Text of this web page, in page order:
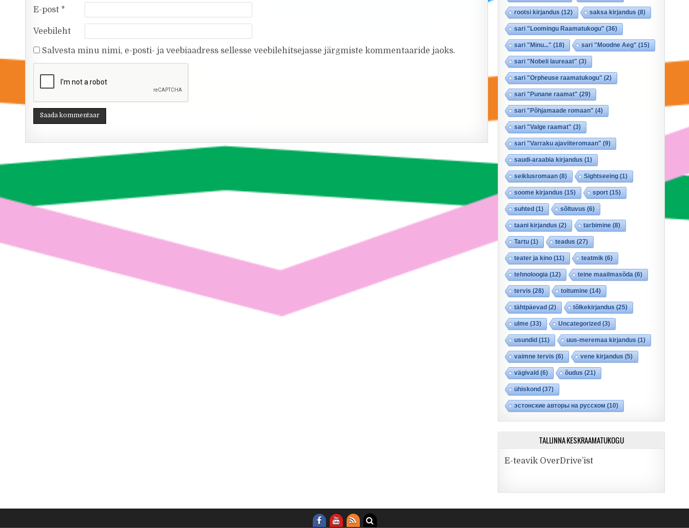
E-post *
Veebileht
Salvesta minu nimi, e-posti- ja veebiaadress sellesse veebilehitsejasse järgmiste kommentaaride jaoks.
rootsi kirjandus(12) saksa kirjandus(8)
sari "Loomingu Raamatukogu"(36)
sari "Minu..."(18) sari "Moodne Aeg"(15)
sari "Nobeli laureaat"(3)
sari "Orpheuse raamatukogu"(2)
sari "Punane raamat"(29)
sari "Põhjamaade romaan"(4)
sari "Valge raamat"(3)
sari "Varraku ajaviiteromaan"(9)
saudi-araabia kirjandus(1)
seiklusromaan(8) Sightseeing(1)
soome kirjandus(15) sport(15)
suhted(1) sõltuvus(6)
taani kirjandus(2) tarbimine(8)
Tartu(1) teadus(27)
teater ja kino(11) teatmik(6)
tehnoloogia (12) teine maailmasõda (6)
tervis(28) toitumine(14)
tähtpäevad(2) tõlkekirjandus(25)
ulme(33) Uncategorized(3)
usundid(11) uus-meremaa kirjandus(1)
vaimne tervis(6) vene kirjandus(5)
vägivald(6) õudus(21)
ühiskond(37)
эстонские авторы на русском(10)
TALLINNA KESKRAAMATUKOGU
E-teavik OverDrive’ist